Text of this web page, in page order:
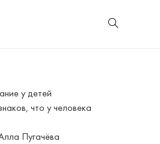
у детей
что у человека
Пугачёва